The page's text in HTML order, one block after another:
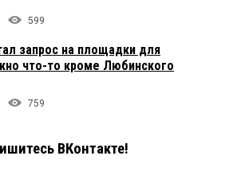
599
запрос на площадки для
что-то кроме Любинского
759
ВКонтакте!